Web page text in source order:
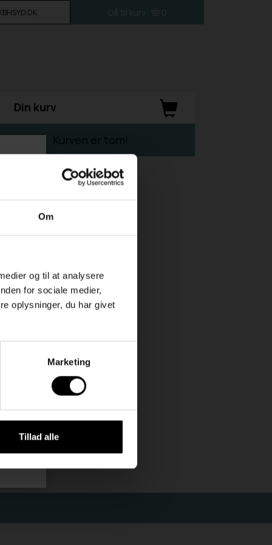
Om
og til at analysere
for sociale medier,
oplysninger, du har givet
Marketing
Tillad alle
Gå til kurv 0
Din kurv
Kurven er tom!